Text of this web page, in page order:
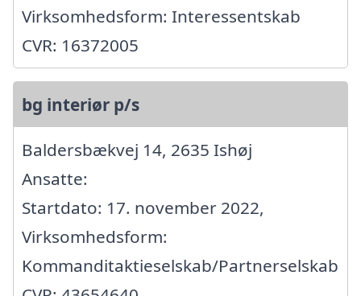
Virksomhedsform: Interessentskab
CVR: 16372005
bg interiør p/s
Baldersbækvej 14, 2635 Ishøj
Ansatte:
Startdato: 17. november 2022,
Virksomhedsform:
Kommanditaktieselskab/Partnerselskab